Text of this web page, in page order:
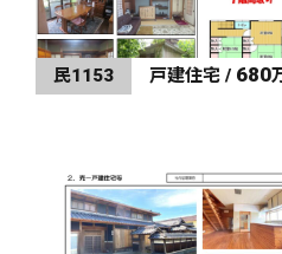
民1153 戸建住宅 / 680